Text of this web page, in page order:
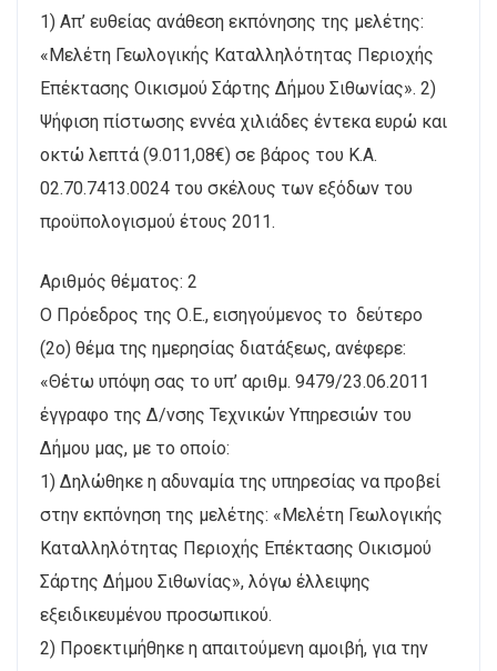
1) Απ’ ευθείας ανάθεση εκπόνησης της μελέτης:
«Μελέτη Γεωλογικής Καταλληλότητας Περιοχής
Επέκτασης Οικισμού Σάρτης Δήμου Σιθωνίας». 2)
Ψήφιση πίστωσης εννέα χιλιάδες έντεκα ευρώ και
οκτώ λεπτά (9.011,08€) σε βάρος του Κ.Α.
02.70.7413.0024 του σκέλους των εξόδων του
προϋπολογισμού έτους 2011.
Αριθμός θέματος: 2
Ο Πρόεδρος της Ο.Ε., εισηγούμενος το δεύτερο
(2ο) θέμα της ημερησίας διατάξεως, ανέφερε:
«Θέτω υπόψη σας το υπ’ αριθμ. 9479/23.06.2011
έγγραφο της Δ/νσης Τεχνικών Υπηρεσιών του
Δήμου μας, με το οποίο:
1) Δηλώθηκε η αδυναμία της υπηρεσίας να προβεί
στην εκπόνηση της μελέτης: «Μελέτη Γεωλογικής
Καταλληλότητας Περιοχής Επέκτασης Οικισμού
Σάρτης Δήμου Σιθωνίας», λόγω έλλειψης
εξειδικευμένου προσωπικού.
2) Προεκτιμήθηκε η απαιτούμενη αμοιβή, για την